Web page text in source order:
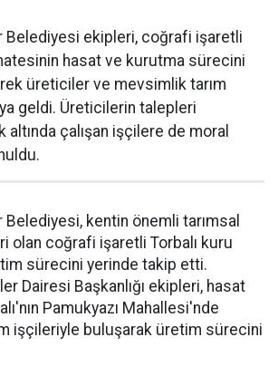
Belediyesi ekipleri, coğrafi işaretli
hasat ve kurutma sürecini
üreticiler ve mevsimlik tarım
geldi. Üreticilerin talepleri
altında çalışan işçilere de moral
kentin önemli tarımsal
olan coğrafi işaretli Torbalı kuru
sürecini yerinde takip etti.
Dairesi Başkanlığı ekipleri, hasat
Pamukyazı Mahallesi'nde
işçileriyle buluşarak üretim sürecini